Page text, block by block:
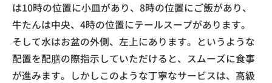
は10時の位置に小皿があり、8時の位置にご飯があり、
牛たんは中央、4時の位置にテールスープがあります。
そして水はお盆の外側、左上にあります。というような
配置を配膳の際指示していただけると、スムーズに食事
が進みます。しかしこのような丁寧なサービスは、高級